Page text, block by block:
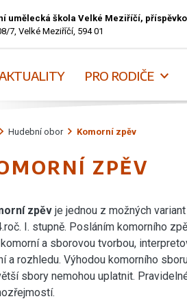
umělecká škola Velké Meziříčí,
7, Velké Meziříčí, 594 01
PRO RODIČE
Hudební obor Komorní zpěv
ZPĚV
zpěvje jednou z možných
I. stupně. Posláním komorního
a sborovou tvorbou,
a rozhledu. Výhodou komorního
sbory nemohou uplatnit.